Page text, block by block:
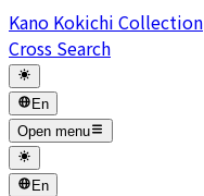
Kano Kokichi Collection
Cross Search
En
Open menu
En